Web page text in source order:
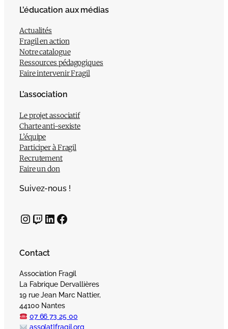
L’éducation aux médias
Actualités
Fragil en action
Notre catalogue
Ressources pédagogiques
Faire intervenir Fragil
L’association
Le projet associatif
Charte anti-sexiste
L’équipe
Participer à Fragil
Recrutement
Faire un don
Suivez-nous !
InstagramTwitch LinkedIn Facebook
Contact
Association Fragil
La Fabrique Dervallières
19 rue Jean Marc Nattier,
44100 Nantes
07 66 73 25 00
asso[at]fragil.org